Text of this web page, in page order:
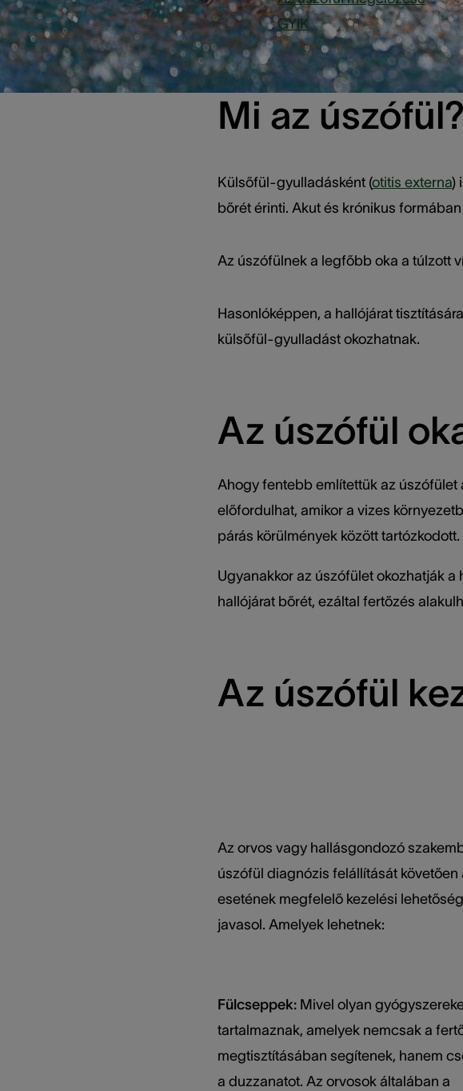
GYIK
Mi az úszófül?
Külsőfül-gyulladásként (otitis externa)
bőrét érinti. Akut és krónikus
Az úszófülnek a legfőbb oka a túlzott
Hasonlóképpen, a hallójárat
külsőfül-gyulladást okozhatnak.
Az úszófül
Ahogy fentebb említettük az úszófület
előfordulhat, amikor a vizes
párás körülmények között tartózkodott.
Ugyanakkor az úszófület okozhatják
hallójárat bőrét, ezáltal fertőzés
Az úszófül
Az orvos vagy hallásgondozó
úszófül diagnózis felállítását követően
esetének megfelelő kezelési
javasol. Amelyek lehetnek:
Fülcseppek: Mivel olyan
tartalmaznak, amelyek nemcsak a
megtisztításában segítenek, hanem
a duzzanatot. Az orvosok általában a